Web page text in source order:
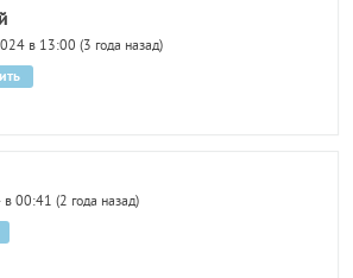
в 13:00 (3 года назад)
00:41 (2 года назад)